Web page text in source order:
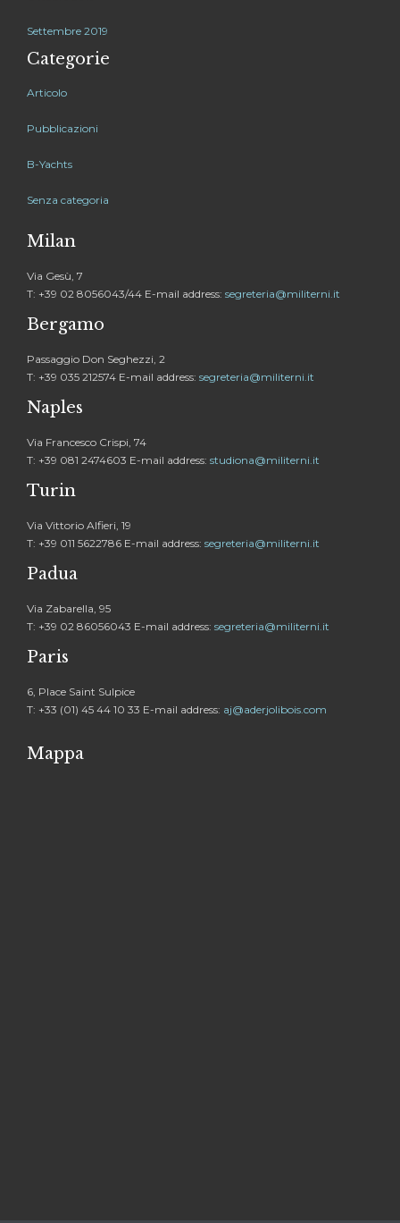
Settembre 2019
Categorie
Articolo
Pubblicazioni
B-Yachts
Senza categoria
Milan
Via Gesù, 7
T: +39 02 8056043/44 E-mail address: segreteria@militerni.it
Bergamo
Passaggio Don Seghezzi, 2
T: +39 035 212574 E-mail address: segreteria@militerni.it
Naples
Via Francesco Crispi, 74
T: +39 081 2474603 E-mail address: studiona@militerni.it
Turin
Via Vittorio Alfieri, 19
T: +39 011 5622786 E-mail address: segreteria@militerni.it
Padua
Via Zabarella, 95
T: +39 02 86056043 E-mail address: segreteria@militerni.it
Paris
6, Place Saint Sulpice
T: +33 (01) 45 44 10 33 E-mail address: aj@aderjolibois.com
Mappa